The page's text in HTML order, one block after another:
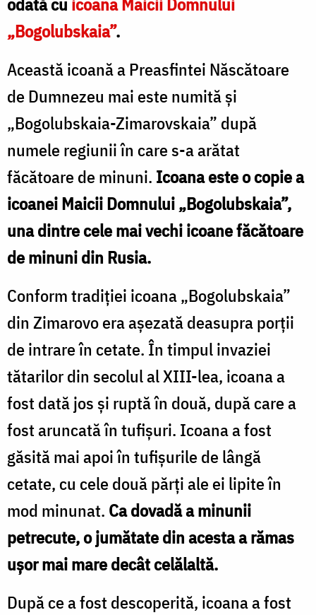
„Bogolubskaia”.
Această icoană a Preasfintei Născătoare
de Dumnezeu mai este numită și
„Bogolubskaia-Zimarovskaia” după
numele regiunii în care s-a arătat
făcătoare de minuni. Icoana este o copie a
icoanei Maicii Domnului „Bogolubskaia”,
una dintre cele mai vechi icoane făcătoare
de minuni din Rusia.
Conform tradiției icoana „Bogolubskaia”
din Zimarovo era așezată deasupra porții
de intrare în cetate. În timpul invaziei
tătarilor din secolul al XIII-lea, icoana a
fost dată jos și ruptă în două, după care a
fost aruncată în tufișuri. Icoana a fost
găsită mai apoi în tufișurile de lângă
cetate, cu cele două părți ale ei lipite în
mod minunat. Ca dovadă a minunii
petrecute, o jumătate din acesta a rămas
ușor mai mare decât celălaltă.
După ce a fost descoperită, icoana a fost